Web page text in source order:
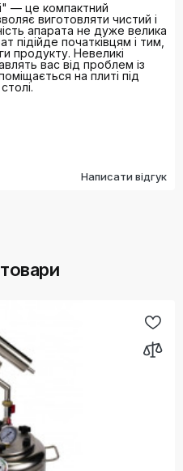
— це компактний
виготовляти чистий і
апарата не дуже велика
підійде початківцям і тим,
продукту. Невеликі
вас від проблем із
на плиті під
Написати відгук